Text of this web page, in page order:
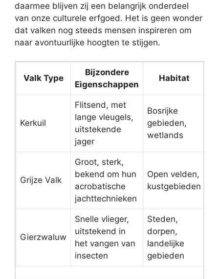
daarmee blijven zij een belangrijk onderdeel
van onze culturele erfgoed. Het is geen wonder
dat valken nog steeds mensen inspireren om
naar avontuurlijke hoogten te stijgen.
Valk Type
Bijzondere
Eigenschappen
Habitat
Kerkuil
Flitsend, met
lange vleugels,
uitstekende
jager
Bosrijke
gebieden,
wetlands
Grijze Valk
Groot, sterk,
bekend om hun
acrobatische
jachttechnieken
Open velden,
kustgebieden
Gierzwaluw
Snelle vlieger,
uitstekend in
het vangen van
insecten
Steden,
dorpen,
landelijke
gebieden